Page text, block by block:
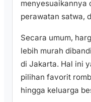
menyesuaikannya
perawatan satwa,
Secara umum,
lebih murah
di Jakarta. Hal ini
pilihan favorit
hingga keluarga